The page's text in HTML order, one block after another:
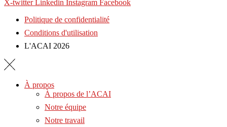
X-twitter Linkedin Instagram Facebook
Politique de confidentialité
Conditions d'utilisation
L'ACAI 2026
À propos
À propos de l’ACAI
Notre équipe
Notre travail